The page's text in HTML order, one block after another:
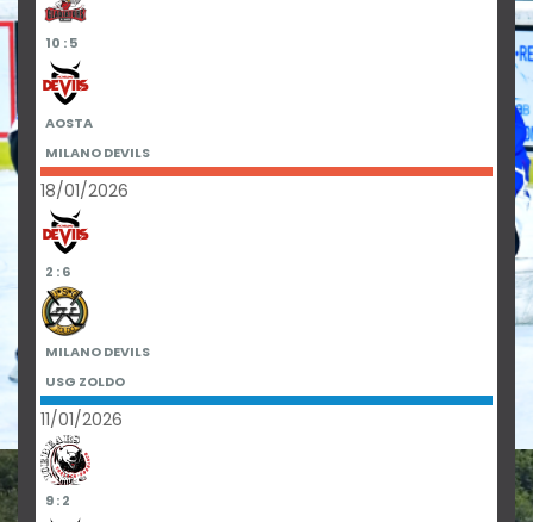
10 : 5
AOSTA
MILANO DEVILS
18/01/2026
2 : 6
MILANO DEVILS
USG ZOLDO
11/01/2026
9 : 2